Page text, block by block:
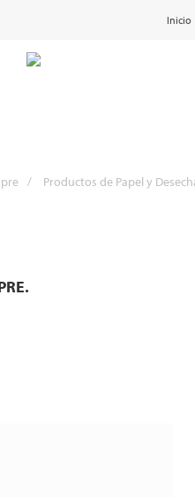
Inicio
/ Productos de Papel y